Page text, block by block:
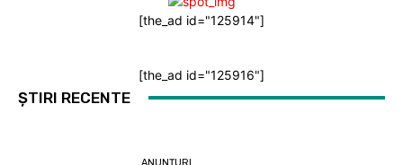
[the_ad id="125914"]
[the_ad id="125916"]
ȘTIRI RECENTE
ANUNȚURI